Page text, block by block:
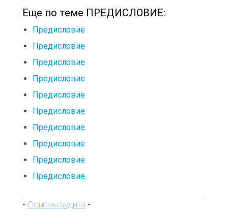
Еще по теме ПРЕДИСЛОВИЕ:
Предисловие
Предисловие
Предисловие
Предисловие
Предисловие
Предисловие
Предисловие
Предисловие
Предисловие
Предисловие
- Основы аудита -